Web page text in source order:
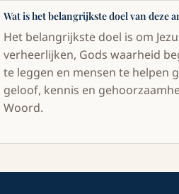
Wat is het belangrijkste doel van deze
Het belangrijkste doel is om
verheerlijken, Gods waarheid
te leggen en mensen te helpen
geloof, kennis en
Woord.